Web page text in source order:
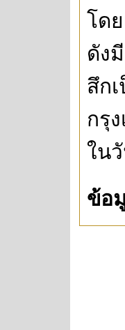
โด
ดัง
สึก
กรุ
ใน
ข้อ